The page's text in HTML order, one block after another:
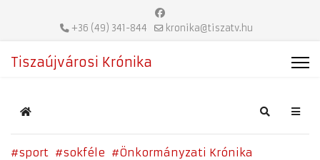
+36 (49) 341-844 kronika@tiszatv.hu
Tiszaújvárosi Krónika
Home Search
sport sokféle
Önkormányzati Krónika